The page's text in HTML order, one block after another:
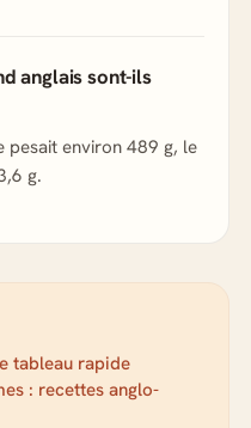
anglais sont-ils
pesait environ 489 g, le
g.
tableau rapide
: recettes anglo-